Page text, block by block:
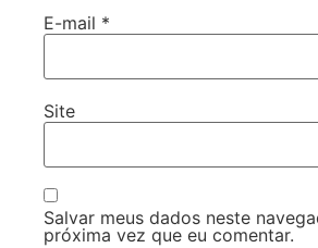
E-mail *
Site
Salvar meus dados neste
próxima vez que eu comentar.